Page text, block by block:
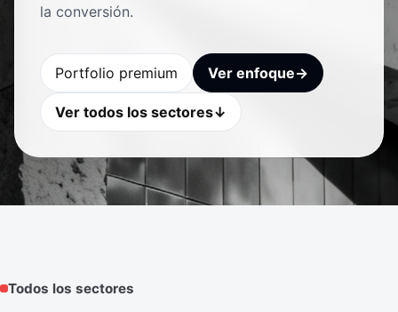
la conversión.
Portfolio premium Ver enfoque→
Ver todos los sectores↓
Todos los sectores